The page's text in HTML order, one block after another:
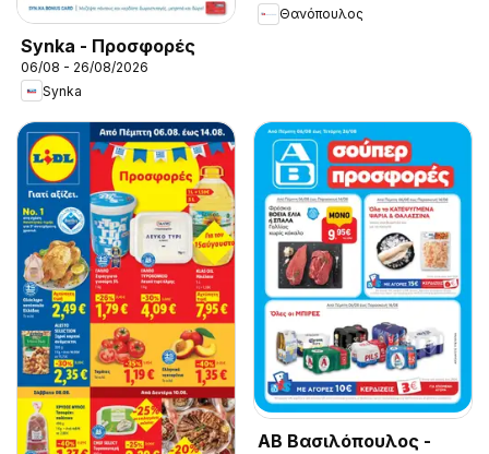
Synka - Προσφορές
06/08 - 26/08/2026
Synka
Θανόπουλος
ΑΒ Βασιλόπουλος -